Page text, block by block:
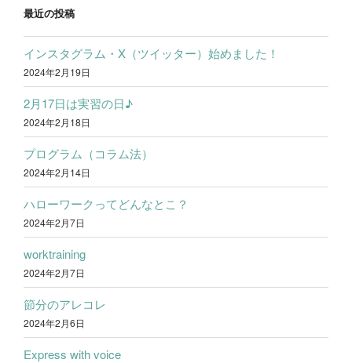
ー
シ
ョ
ン
最近の投稿
インスタグラム・X（ツイッター）始めました！
2024年2月19日
2月17日は実習の日♪
2024年2月18日
プログラム（コラム法）
2024年2月14日
ハローワークってどんなとこ？
2024年2月7日
worktraining
2024年2月7日
節分のアレコレ
2024年2月6日
Express with voice